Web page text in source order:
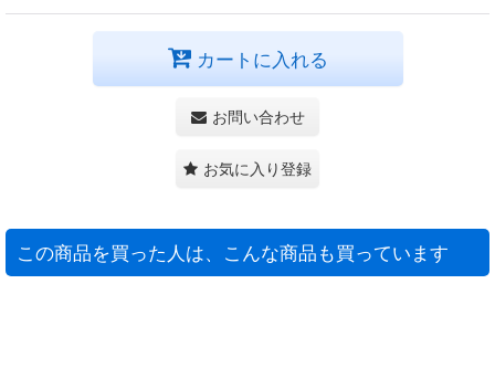
カートに入れる
お問い合わせ
お気に入り登録
この商品を買った人は、こんな商品も買っています